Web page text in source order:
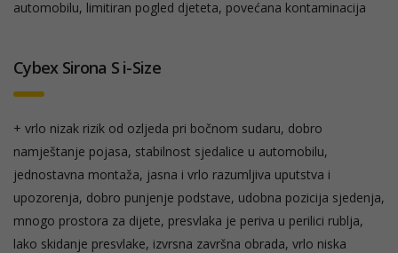
automobilu, limitiran pogled djeteta, povećana kontaminacija
Cybex Sirona S i-Size
+ vrlo nizak rizik od ozljeda pri bočnom sudaru, dobro
namještanje pojasa, stabilnost sjedalice u automobilu,
jednostavna montaža, jasna i vrlo razumljiva uputstva i
upozorenja, dobro punjenje podstave, udobna pozicija sjedenja,
mnogo prostora za dijete, presvlaka je periva u perilici rublja,
lako skidanje presvlake, izvrsna završna obrada, vrlo niska